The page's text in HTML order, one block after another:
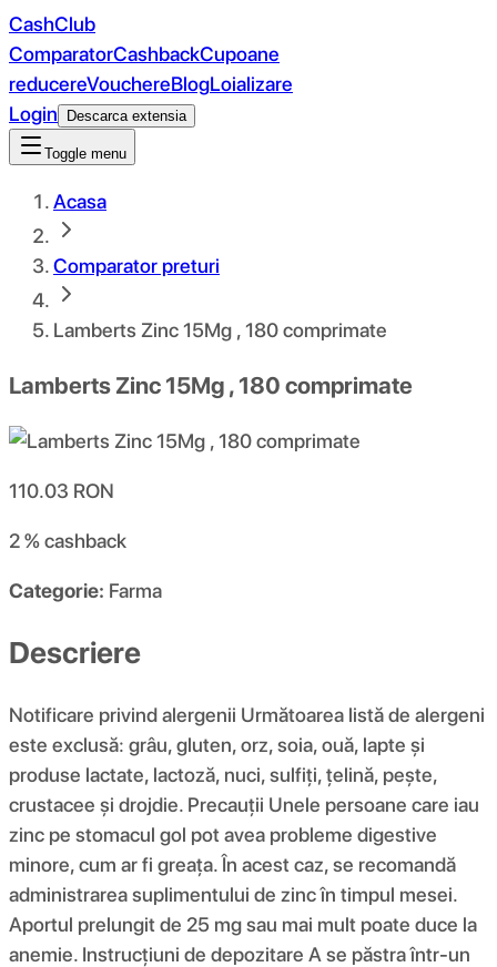
CashClub
ComparatorCashbackCupoane
reducereVouchereBlogLoializare
Login
Descarca extensia
Toggle menu
Acasa
Comparator preturi
Lamberts Zinc 15Mg , 180 comprimate
Lamberts Zinc 15Mg , 180 comprimate
110.03 RON
2 %cashback
Categorie: Farma
Descriere
Notificare privind alergenii Următoarea listă de alergeni
este exclusă: grâu, gluten, orz, soia, ouă, lapte și
produse lactate, lactoză, nuci, sulfiți, țelină, pește,
crustacee și drojdie. Precauții Unele persoane care iau
zinc pe stomacul gol pot avea probleme digestive
minore, cum ar fi greața. În acest caz, se recomandă
administrarea suplimentului de zinc în timpul mesei.
Aportul prelungit de 25 mg sau mai mult poate duce la
anemie. Instrucțiuni de depozitare A se păstra într-un